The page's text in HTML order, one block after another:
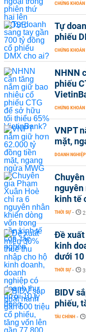
CHỨNG KHOÁN
Tự
phiếu
CHỨNG KHOÁN
NHNN
phiếu
CHỨNG KHOÁN
VNPT
mặt,
DOANH NGHIỆP
kinh tế
THỜI SỰ -
Đề xuất
kinh
dưới
THỜI SỰ -
BIDV
phiếu,
TÀI CHÍNH -